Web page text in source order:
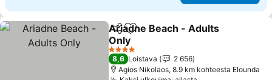
Jaa Lisää suosikkeihin
Ariadne Beach - Adults
Only
4 Tähtiluokitus
8,6 Loistava
2 656
Agios Nikolaos, 8.9 km kohteesta Elounda